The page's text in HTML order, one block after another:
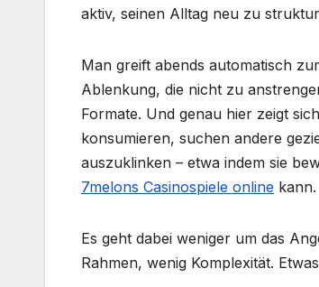
aktiv, seinen Alltag neu zu
Man greift abends automatisch
Ablenkung, die nicht zu
Formate. Und genau hier zeigt
konsumieren, suchen andere
auszuklinken – etwa indem sie
7melons Casinospiele online kann.
Es geht dabei weniger um das
Rahmen, wenig Komplexität.